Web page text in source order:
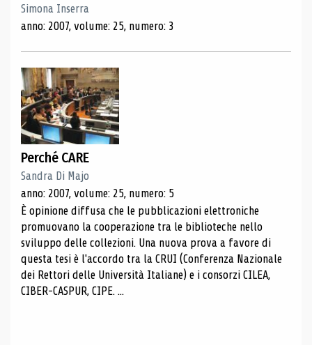
Simona Inserra
anno: 2007, volume: 25, numero: 3
Perché CARE
Sandra Di Majo
anno: 2007, volume: 25, numero: 5
È opinione diffusa che le pubblicazioni elettroniche
promuovano la cooperazione tra le biblioteche nello
sviluppo delle collezioni. Una nuova prova a favore di
questa tesi è l'accordo tra la CRUI (Conferenza Nazionale
dei Rettori delle Università Italiane) e i consorzi CILEA,
CIBER-CASPUR, CIPE. ...